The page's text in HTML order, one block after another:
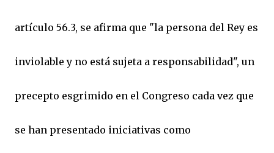
artículo 56.3, se afirma que "la persona del Rey es
inviolable y no está sujeta a responsabilidad", un
precepto esgrimido en el Congreso cada vez que
se han presentado iniciativas como